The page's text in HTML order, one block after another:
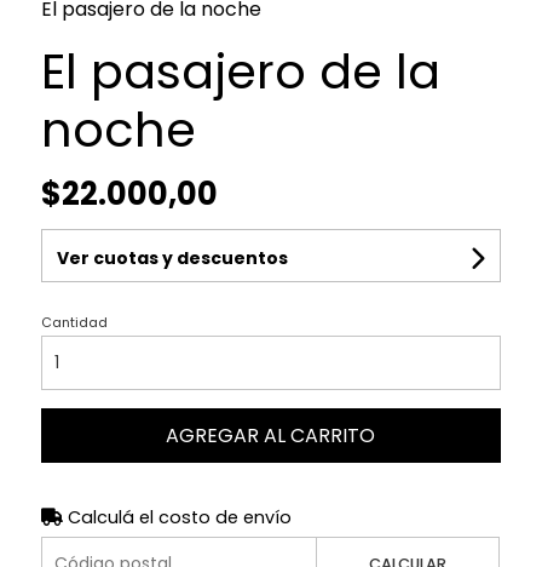
El pasajero de la noche
El pasajero de la
noche
$22.000,00
Ver cuotas y descuentos
Cantidad
AGREGAR AL CARRITO
Calculá el costo de envío